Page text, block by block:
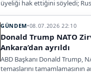
üyeliği hak ettiğini söyledi;
açıkladı.
GÜNDEM•08.07.2026 22:10
Donald Trump NATO
Ankara’dan ayrıldı
ABD Başkanı Donald Trump,
temaslarını tamamlamasının